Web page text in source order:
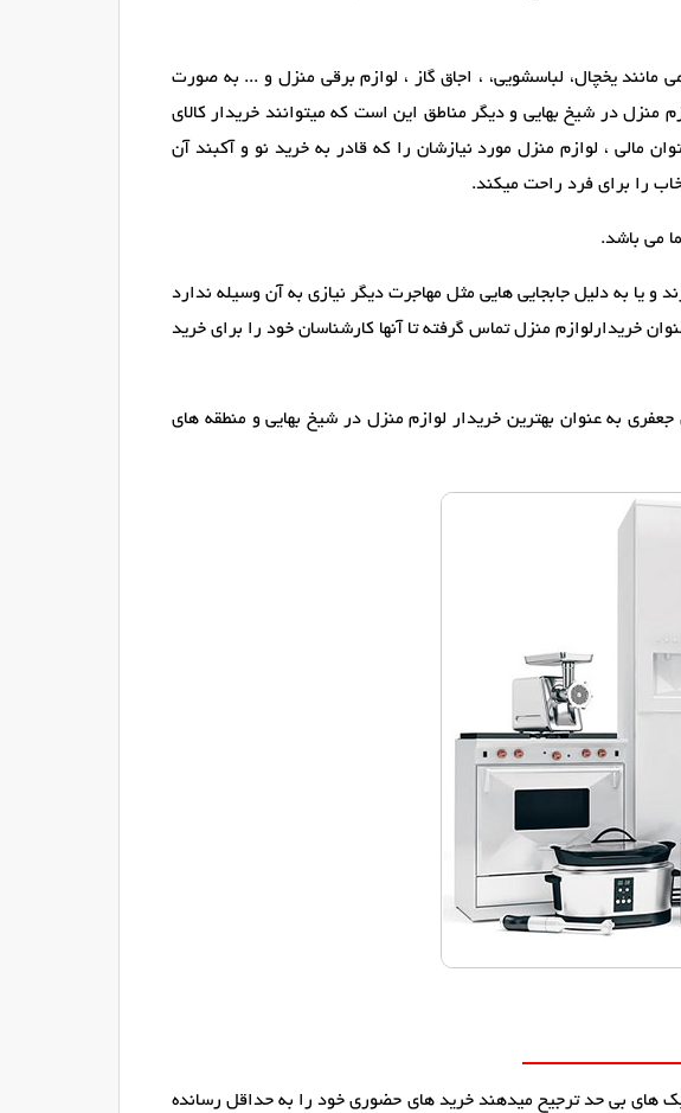
یخچال، لباسشویی، ، اجاق گاز ، لوازم برقی منزل و ... به صورت
در شیخ بهایی و دیگر مناطق این است که میتوانند خریدار کالای
، لوازم منزل مورد نیازشان را که قادر به خرید نو و آکبند آن
را برای فرد راحت میکند.
می باشد.
یا به دلیل جابجایی هایی مثل مهاجرت دیگر نیازی به آن وسیله ندارد
خریدارلوازم منزل تماس گرفته تا آنها کارشناسان خود را برای خرید
به عنوان بهترین خریدار لوازم منزل در شیخ بهایی و منطقه های
های بی حد ترجیح میدهند خرید های حضوری خود را به حداقل رسانده